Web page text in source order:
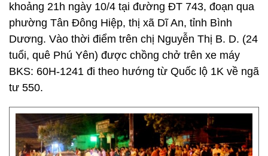
khoảng 21h ngày 10/4 tại đường ĐT 743, đoạn qua
phường Tân Đông Hiệp, thị xã Dĩ An, tỉnh Bình
Dương. Vào thời điểm trên chị Nguyễn Thị B. D. (24
tuổi, quê Phú Yên) được chồng chở trên xe máy
BKS: 60H-1241 đi theo hướng từ Quốc lộ 1K về ngã
tư 550.